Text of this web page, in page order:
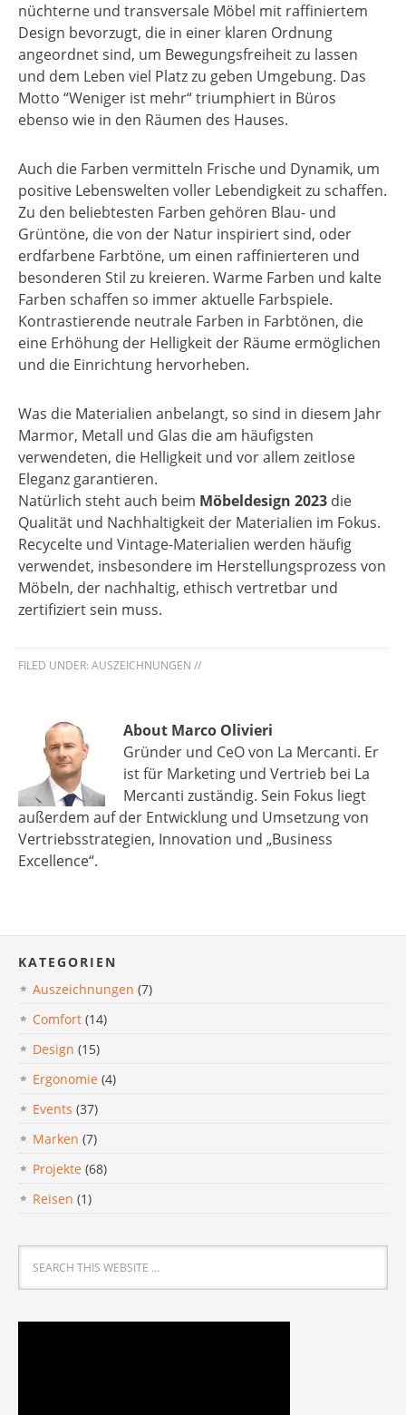
nüchterne und transversale Möbel mit raffiniertem
Design bevorzugt, die in einer klaren Ordnung
angeordnet sind, um Bewegungsfreiheit zu lassen
und dem Leben viel Platz zu geben Umgebung. Das
Motto “Weniger ist mehr“ triumphiert in Büros
ebenso wie in den Räumen des Hauses.
Auch die Farben vermitteln Frische und Dynamik, um
positive Lebenswelten voller Lebendigkeit zu schaffen.
Zu den beliebtesten Farben gehören Blau- und
Grüntöne, die von der Natur inspiriert sind, oder
erdfarbene Farbtöne, um einen raffinierteren und
besonderen Stil zu kreieren. Warme Farben und kalte
Farben schaffen so immer aktuelle Farbspiele.
Kontrastierende neutrale Farben in Farbtönen, die
eine Erhöhung der Helligkeit der Räume ermöglichen
und die Einrichtung hervorheben.
Was die Materialien anbelangt, so sind in diesem Jahr
Marmor, Metall und Glas die am häufigsten
verwendeten, die Helligkeit und vor allem zeitlose
Eleganz garantieren.
Natürlich steht auch beim Möbeldesign 2023 die
Qualität und Nachhaltigkeit der Materialien im Fokus.
Recycelte und Vintage-Materialien werden häufig
verwendet, insbesondere im Herstellungsprozess von
Möbeln, der nachhaltig, ethisch vertretbar und
zertifiziert sein muss.
FILED UNDER: AUSZEICHNUNGEN //
About Marco Olivieri
Gründer und CeO von La Mercanti. Er
ist für Marketing und Vertrieb bei La
Mercanti zuständig. Sein Fokus liegt
außerdem auf der Entwicklung und Umsetzung von
Vertriebsstrategien, Innovation und „Business
Excellence“.
KATEGORIEN
Auszeichnungen (7)
Comfort (14)
Design (15)
Ergonomie (4)
Events (37)
Marken (7)
Projekte (68)
Reisen (1)